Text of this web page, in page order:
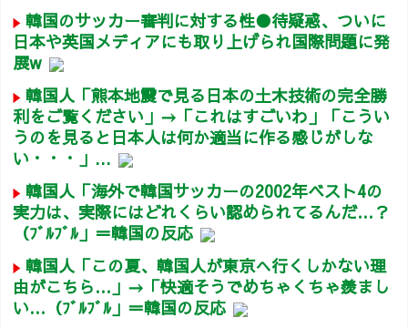
韓国のサッカー審判に対する性●待疑惑、ついに
日本や英国メディアにも取り上げられ国際問題に発
展w
韓国人「熊本地震で見る日本の土木技術の完全勝
利をご覧ください」→「これはすごいわ」「こうい
うのを見ると日本人は何か適当に作る感じがしな
い・・・」...
韓国人「海外で韓国サッカーの2002年ベスト4の
実力は、実際にはどれくらい認められてるんだ…？
（ﾌﾞﾙﾌﾞﾙ」＝韓国の反応
韓国人「この夏、韓国人が東京へ行くしかない理
由がこちら…」→「快適そうでめちゃくちゃ羨まし
い…（ﾌﾞﾙﾌﾞﾙ」＝韓国の反応